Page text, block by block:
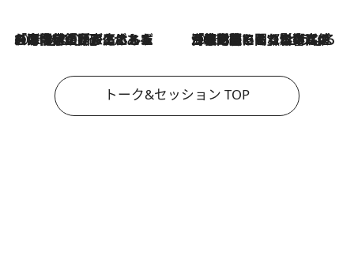
2026.8.3
「今後値上げがあるとすれば…」「リスクがあるのは今年の冬」エネルギー専門家が語る、ホルムズ海峡封鎖が家庭にもたらす“ある心配” 2026.8.3
「住宅建てられない…」「サーチャージ料の高値が続いている」ホルムズ海峡封鎖による影響はいつまで続く？《エネルギー専門家に聞く“どうなる日本の暮らし”》
トーク&セッション TOP